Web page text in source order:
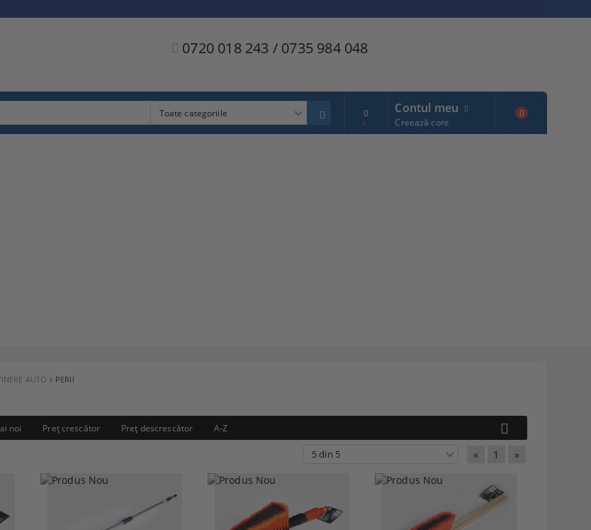
0720 018 243 / 0735 984 048
0 Contul meu
Creează cont
0
AUTO PERII
noi Preţ crescător Preţ descrescător A-Z
« 1 »